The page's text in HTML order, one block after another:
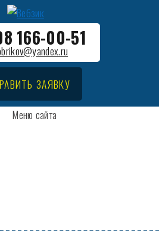
166-00-51
ЗАЯВКУ
Меню сайта